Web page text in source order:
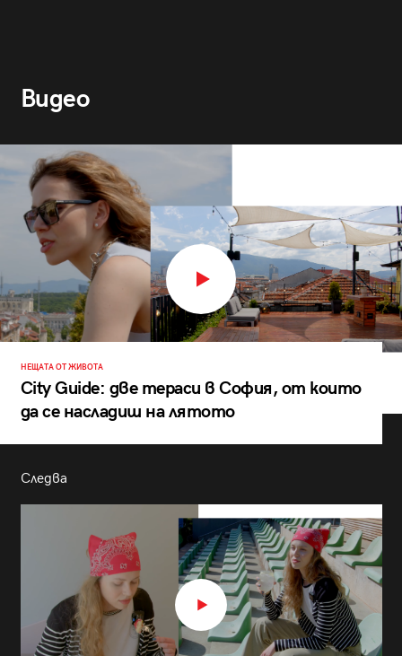
Видео
НЕЩАТА ОТ ЖИВОТА
City Guide: две тераси в София, от които
да се насладиш на лятото
Следва